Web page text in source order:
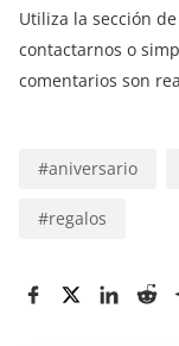
Utiliza la sección
contactarnos o
comentarios son
#aniversario
#regalos